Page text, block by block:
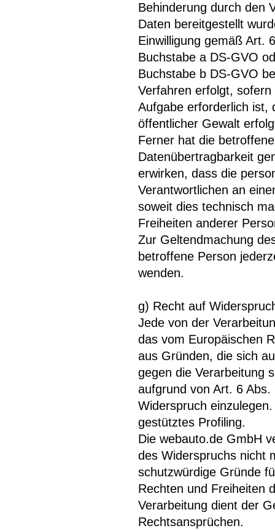
Behinderung durch den
Daten bereitgestellt
Einwilligung gemäß Art.
Buchstabe a DS-GVO
Buchstabe b DS-GVO
Verfahren erfolgt,
Aufgabe erforderlich ist,
öffentlicher Gewalt
Ferner hat die
Datenübertragbarkeit
erwirken, dass die
Verantwortlichen an
soweit dies technisch
Freiheiten anderer
Zur Geltendmachung
betroffene Person
wenden.
g) Recht auf
Jede von der
das vom Europäischen
aus Gründen, die sich
gegen die Verarbeitung
aufgrund von Art. 6
Widerspruch
gestütztes Profiling.
Die webauto.de GmbH
des Widerspruchs nicht
schutzwürdige Gründe
Rechten und Freiheiten
Verarbeitung dient der
Rechtsansprüchen.